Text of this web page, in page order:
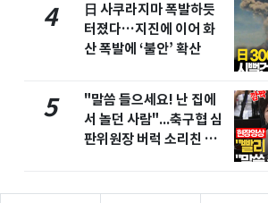
4
日 사쿠라지마 폭발하듯
터졌다…지진에 이어 화
산 폭발에 ‘불안’ 확산
5
"말씀 들으세요! 난 집에
서 놀던 사람"...축구협 심
판위원장 버럭 소리친 이